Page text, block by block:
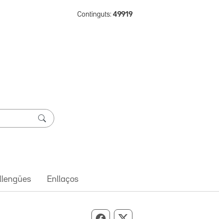
Continguts: 49919
Enllaços